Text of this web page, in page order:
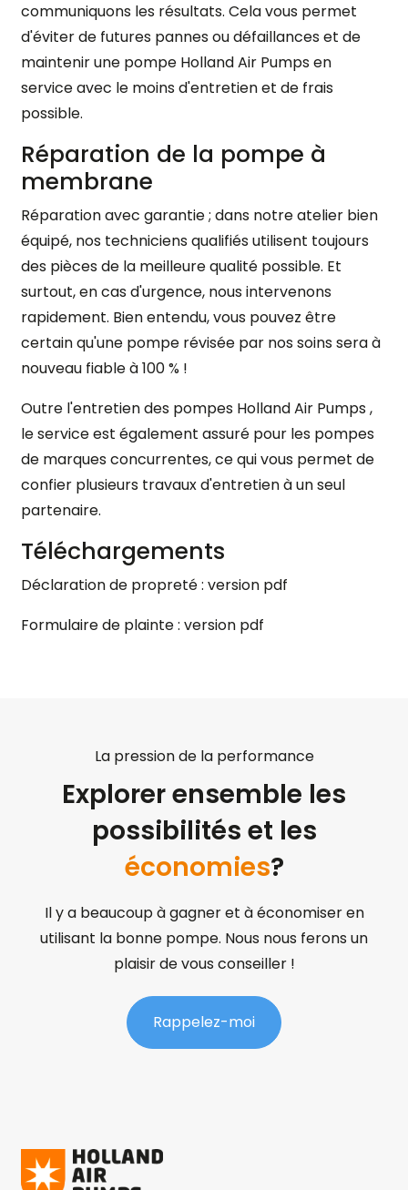
communiquons les résultats. Cela vous permet
d'éviter de futures pannes ou défaillances et de
maintenir une pompe Holland Air Pumps en
service avec le moins d'entretien et de frais
possible.
Réparation de la pompe à
membrane
Réparation avec garantie ; dans notre atelier bien
équipé, nos techniciens qualifiés utilisent toujours
des pièces de la meilleure qualité possible. Et
surtout, en cas d'urgence, nous intervenons
rapidement. Bien entendu, vous pouvez être
certain qu'une pompe révisée par nos soins sera à
nouveau fiable à 100 % !
Outre l'entretien des pompes Holland Air Pumps ,
le service est également assuré pour les pompes
de marques concurrentes, ce qui vous permet de
confier plusieurs travaux d'entretien à un seul
partenaire.
Téléchargements
Déclaration de propreté :version pdf
Formulaire de plainte :version pdf
La pression de la performance
Explorer ensemble les
possibilités et les
économies?
Il y a beaucoup à gagner et à économiser en
utilisant la bonne pompe. Nous nous ferons un
plaisir de vous conseiller !
Rappelez-moi